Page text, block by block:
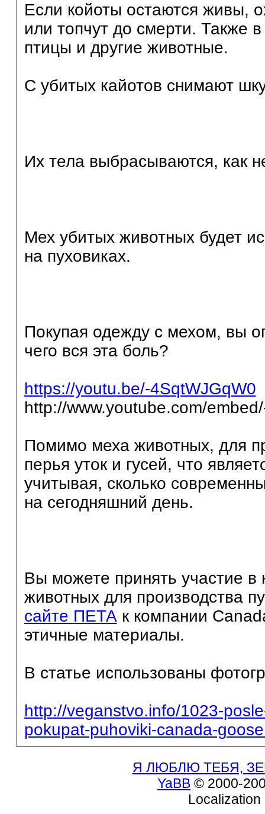
Если койоты остаются живы,
или топчут до смерти. Также
птицы и другие животные.
С убитых кайотов снимают
Их тела выбрасываются, как
Мех убитых животных будет
на пуховиках.
Покупая одежду с мехом, вы
чего вся эта боль?
https://youtu.be/-4SqtWJGqW0
http://www.youtube.com/
Помимо меха животных, для
перья уток и гусей, что
учитывая, сколько
на сегодняшний день.
Вы можете принять участие в
животных для производства
сайте ПЕТА к компании
этичные материалы.
В статье использованы
http://veganstvo.info/1023-
pokupat-puhoviki-canada-
Я ЛЮБЛЮ ТЕБЯ,
YaBB © 2000-